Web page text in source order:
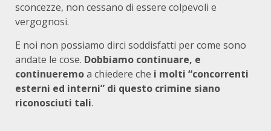
sconcezze, non cessano di essere colpevoli e
vergognosi.
E noi non possiamo dirci soddisfatti per come sono
andate le cose. Dobbiamo continuare, e
continueremoa chiedere che i molti “concorrenti
esterni ed interni” di questo crimine siano
riconosciuti tali.